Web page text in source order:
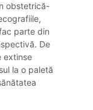
obstetrică-
parte din
De
extinse
la o paletă